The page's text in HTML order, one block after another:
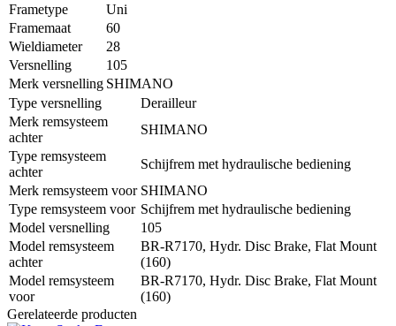
Frametype
Uni
Framemaat
60
Wieldiameter
28
Versnelling
105
Merk versnelling SHIMANO
Type versnelling
Derailleur
Merk remsysteem
achter
SHIMANO
Type remsysteem
achter
Schijfrem met hydraulische bediening
Merk remsysteem voor SHIMANO
Type remsysteem voor Schijfrem met hydraulische bediening
Model versnelling
105
Model remsysteem
achter
BR-R7170, Hydr. Disc Brake, Flat Mount
(160)
Model remsysteem
voor
BR-R7170, Hydr. Disc Brake, Flat Mount
(160)
Gerelateerde producten